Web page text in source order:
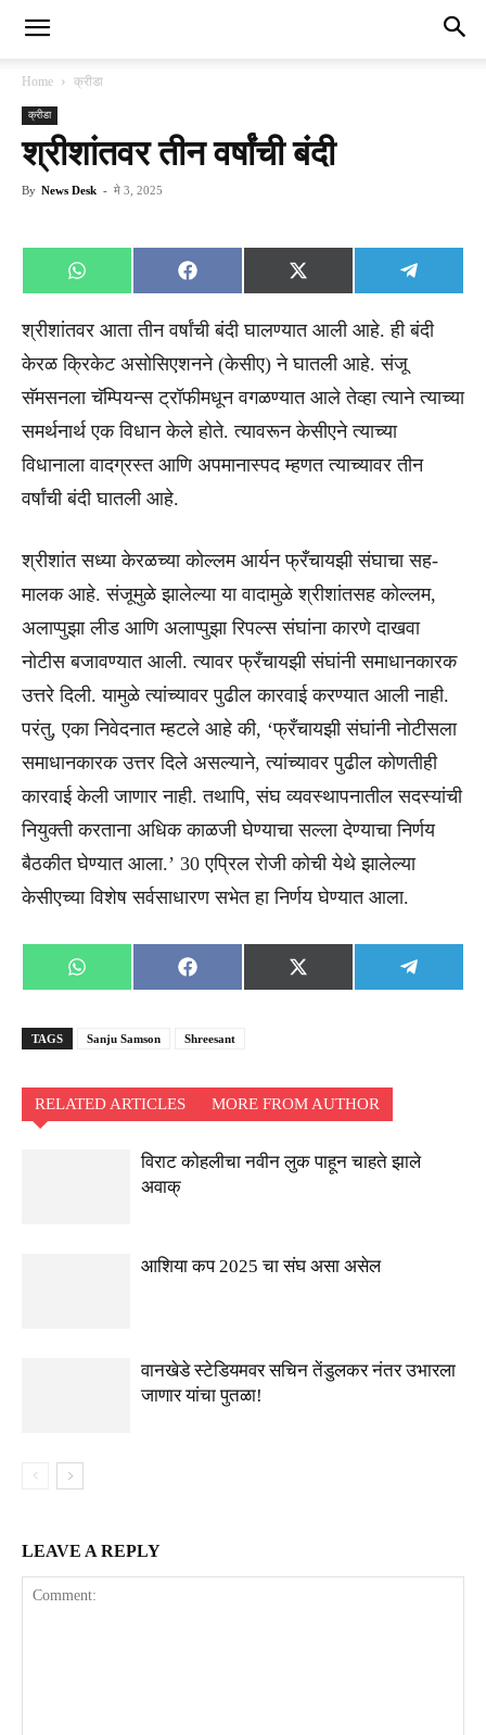
Home क्रीडा
क्रीडा
श्रीशांतवर तीन वर्षांची बंदी
By News Desk - मे 3, 2025
Share
on
WhatsApp
Share
on
Facebook
Share
on
X
(Twitter)
Share
on
श्रीशांतवर आता तीन वर्षांची बंदी घालण्यात आली आहे. ही बंदी
केरळ क्रिकेट असोसिएशनने (केसीए) ने घातली आहे. संजू
सॅमसनला चॅम्पियन्स ट्रॉफीमधून वगळण्यात आले तेव्हा त्याने त्याच्या
समर्थनार्थ एक विधान केले होते. त्यावरून केसीएने त्याच्या
विधानाला वादग्रस्त आणि अपमानास्पद म्हणत त्याच्यावर तीन
वर्षांची बंदी घातली आहे.
श्रीशांत सध्या केरळच्या कोल्लम आर्यन फ्रँचायझी संघाचा सह-
मालक आहे. संजूमुळे झालेल्या या वादामुळे श्रीशांतसह कोल्लम,
अलाप्पुझा लीड आणि अलाप्पुझा रिपल्स संघांना कारणे दाखवा
नोटीस बजावण्यात आली. त्यावर फ्रँचायझी संघांनी समाधानकारक
उत्तरे दिली. यामुळे त्यांच्यावर पुढील कारवाई करण्यात आली नाही.
परंतु, एका निवेदनात म्हटले आहे की, ‘फ्रँचायझी संघांनी नोटीसला
समाधानकारक उत्तर दिले असल्याने, त्यांच्यावर पुढील कोणतीही
कारवाई केली जाणार नाही. तथापि, संघ व्यवस्थापनातील सदस्यांची
नियुक्ती करताना अधिक काळजी घेण्याचा सल्ला देण्याचा निर्णय
बैठकीत घेण्यात आला.’ 30 एप्रिल रोजी कोची येथे झालेल्या
केसीएच्या विशेष सर्वसाधारण सभेत हा निर्णय घेण्यात आला.
Share
on
WhatsApp
Share
on
Facebook
Share
on
X
(Twitter)
Share
on
TAGS Sanju Samson Shreesant
RELATED ARTICLES MORE FROM AUTHOR
विराट कोहलीचा नवीन लुक पाहून चाहते झाले
अवाक्
आशिया कप 2025 चा संघ असा असेल
वानखेडे स्टेडियमवर सचिन तेंडुलकर नंतर उभारला
जाणार यांचा पुतळा!
LEAVE A REPLY